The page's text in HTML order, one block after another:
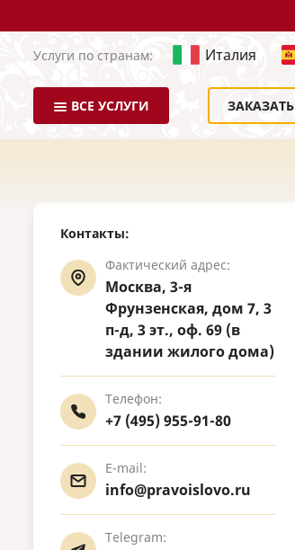
Услуги по странам: Италия
ВСЕ УСЛУГИ ЗАКАЗАТЬ
Контакты:
Фактический адрес:
Москва, 3-я
Фрунзенская, дом 7, 3
п-д, 3 эт., оф. 69 (в
здании жилого дома)
Телефон:
+7 (495) 955-91-80
E-mail:
info@pravoislovo.ru
Telegram: